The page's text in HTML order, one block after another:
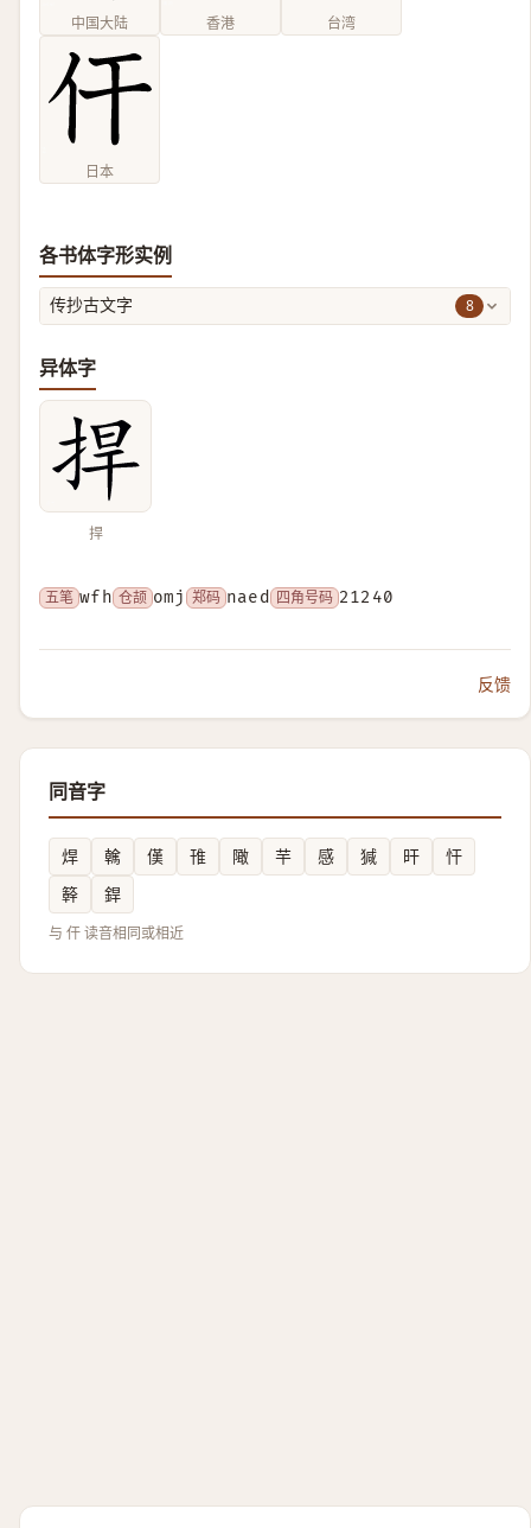
中国大陆 香港 台湾
日本
各书体字形实例
传抄古文字 8
异体字
捍
五笔 wfh 仓颉 omj 郑码 naed 四角号码 21240
反馈
同音字
焊 䮧 傼 䧲 䧩 芉 感 㺂 旰
忓
簳
銲
与 仠 读音相同或相近